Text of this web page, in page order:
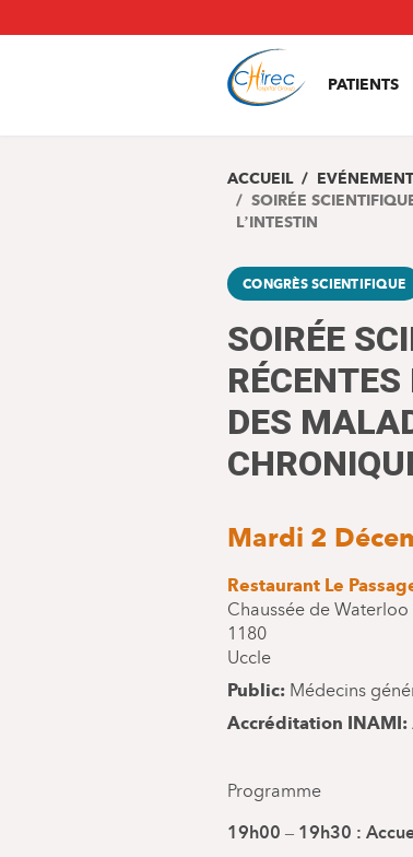
au
PATIENTS
ACCUEIL
EVÉNEMENT
SOIRÉE
L’INTESTIN
CONGRÈS SCIENTIFIQUE
SOIRÉE
DES
Mardi 2
Restaurant Le
Chaussée de Waterloo
1180
Uccle
Public Médecins
Accréditation INAMI
Programme
19h00 – 19h30 :